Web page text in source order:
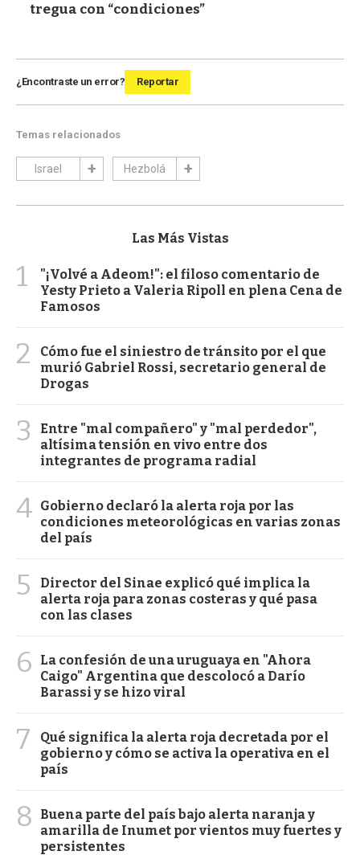
tregua con “condiciones”
¿Encontraste un error? Reportar
Temas relacionados
Israel Hezbolá
Las Más Vistas
1
"¡Volvé a Adeom!": el filoso comentario de
Yesty Prieto a Valeria Ripoll en plena Cena de
Famosos
2
Cómo fue el siniestro de tránsito por el que
murió Gabriel Rossi, secretario general de
Drogas
3
Entre "mal compañero" y "mal perdedor",
altísima tensión en vivo entre dos
integrantes de programa radial
4 Gobierno declaró la alerta roja por las
condiciones meteorológicas en varias zonas
del país
5
Director del Sinae explicó qué implica la
alerta roja para zonas costeras y qué pasa
con las clases
6
La confesión de una uruguaya en "Ahora
Caigo" Argentina que descolocó a Darío
Barassi y se hizo viral
7
Qué significa la alerta roja decretada por el
gobierno y cómo se activa la operativa en el
país
8
Buena parte del país bajo alerta naranja y
amarilla de Inumet por vientos muy fuertes y
persistentes